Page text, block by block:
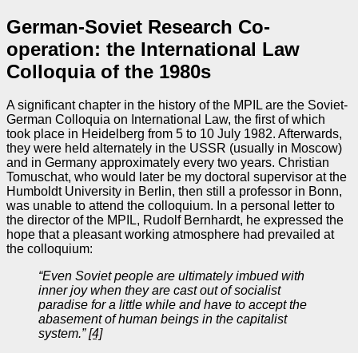
German-Soviet Research Co-
operation: the International Law
Colloquia of the 1980s
A significant chapter in the history of the MPIL are the Soviet-
German Colloquia on International Law, the first of which
took place in Heidelberg from 5 to 10 July 1982. Afterwards,
they were held alternately in the USSR (usually in Moscow)
and in Germany approximately every two years. Christian
Tomuschat, who would later be my doctoral supervisor at the
Humboldt University in Berlin, then still a professor in Bonn,
was unable to attend the colloquium. In a personal letter to
the director of the MPIL, Rudolf Bernhardt, he expressed the
hope that a pleasant working atmosphere had prevailed at
the colloquium:
“Even Soviet people are ultimately imbued with
inner joy when they are cast out of socialist
paradise for a little while and have to accept the
abasement of human beings in the capitalist
system.”[4]